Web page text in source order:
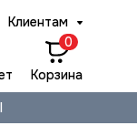
Клиентам
0
Корзина